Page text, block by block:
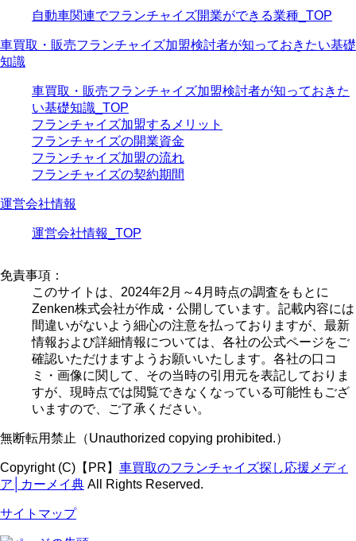
自動車関連でフランチャイズ開業ができる業種_TOP
車買取・販売フランチャイズ加盟検討者が知っておきたい基礎
知識
車買取・販売フランチャイズ加盟検討者が知っておきた
い基礎知識_TOP
フランチャイズ加盟するメリット
フランチャイズの開業資金
フランチャイズ加盟の流れ
フランチャイズの契約期間
運営会社情報
運営会社情報_TOP
免責事項：
このサイトは、2024年2月～4月時点の調査をもとに
Zenken株式会社が作成・公開しています。記載内容には
間違いがないよう細心の注意を払っておりますが、最新
情報および詳細情報については、各社の公式ページをご
確認いただけますようお願いいたします。各社の口コ
ミ・画像に関して、その当時の引用元を表記しておりま
すが、現時点では閲覧できなくなっている可能性もござ
いますので、ご了承ください。
無断転用禁止（Unauthorized copying prohibited.）
Copyright (C)【PR】 車買取のフランチャイズ探し応援メディ
ア│カーメイ典 All Rights Reserved.
サイトマップ